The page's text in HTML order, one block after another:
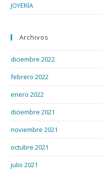
JOYERÍA
Archivos
diciembre 2022
febrero 2022
enero 2022
diciembre 2021
noviembre 2021
octubre 2021
julio 2021